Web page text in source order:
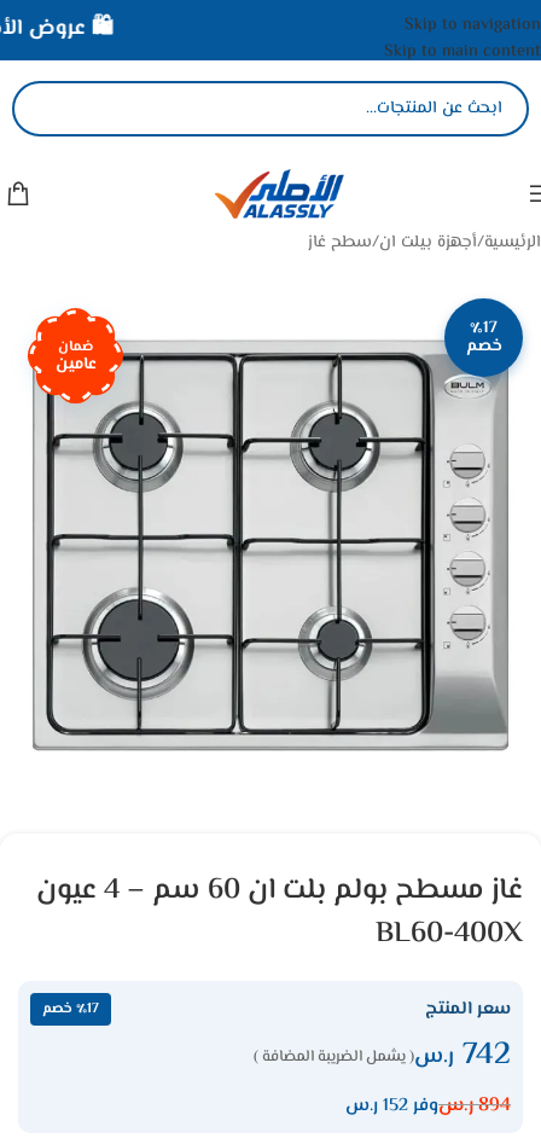
Skip to navigation
Skip to main content
الرئيسية/أجهزة بيلت ان/سطح غاز
٪17
خصم ضمان
عامين
غاز مسطح بولم بلت ان 60 سم – 4 عيون
BL60-400X
سعر المنتج ٪17 خصم
742 ر.س( يشمل الضريبة المضافة )
894ر.سوفر 152 ر.س
🛍️ عروض